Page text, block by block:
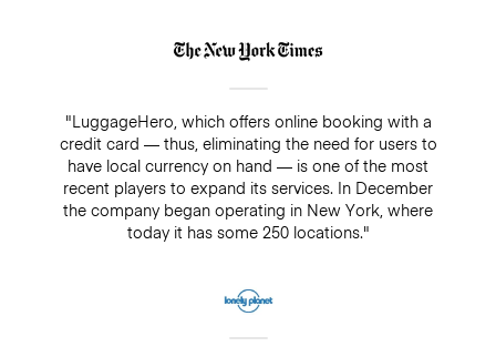
"LuggageHero, which offers online booking with a
credit card — thus, eliminating the need for users to
have local currency on hand — is one of the most
recent players to expand its services. In December
the company began operating in New York, where
today it has some 250 locations."